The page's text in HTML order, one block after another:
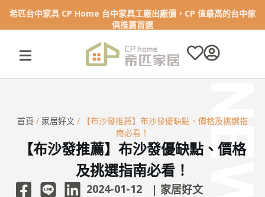
跳
至
要
希匹台中家具 CP Home 台中家具工廠出廠價，CP 值最高的台中傢
俱推薦首選
首頁 / 家居好文/ 【布沙發推薦】布沙發優缺點、價格及挑選指
南必看！
【布沙發推薦】布沙發優缺點、價格
及挑選指南必看！
2024-01-12 | 家居好文